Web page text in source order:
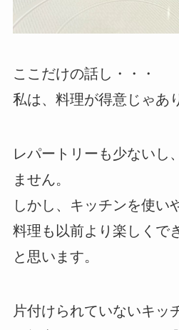
ここだけの話し・・・
私は、料理が得意じゃあ
レパートリーも少ないし
ません。
しかし、キッチンを使い
料理も以前より楽しくで
と思います。
片付けられていないキッ